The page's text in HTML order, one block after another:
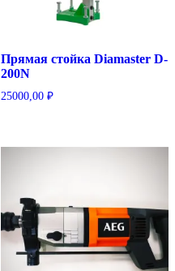
Прямая стойка Diamaster D-
200N
25000,00 ₽